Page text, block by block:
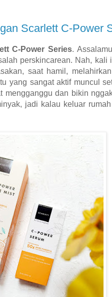
Scarlett C-Power
C-Power Series.
perskincarean. Nah,
saat hamil,
yang sangat aktif muncul
dan bikin
jadi kalau keluar